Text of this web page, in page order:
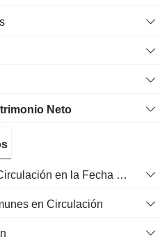
Neto
Total de Acciones en Circulación en la Fecha de Presentación
en Circulación